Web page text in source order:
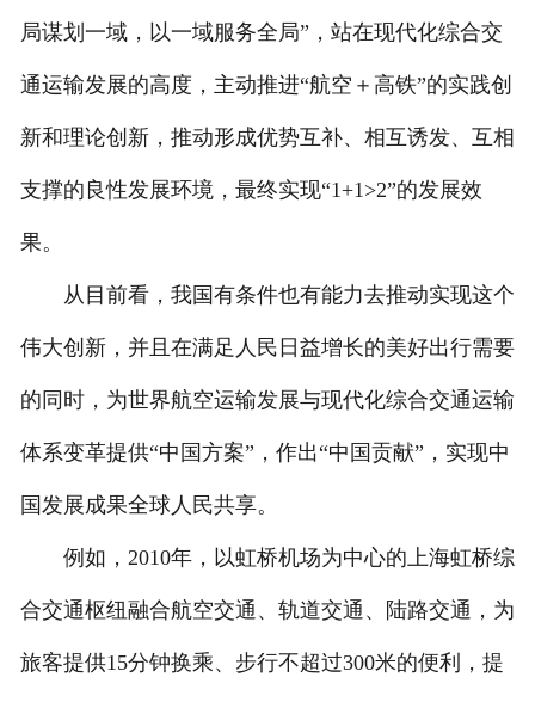
局谋划一域，以一域服务全局”，站在现代化综合交
通运输发展的高度，主动推进“航空＋高铁”的实践创
新和理论创新，推动形成优势互补、相互诱发、互相
支撑的良性发展环境，最终实现“1+1>2”的发展效
果。
从目前看，我国有条件也有能力去推动实现这个
伟大创新，并且在满足人民日益增长的美好出行需要
的同时，为世界航空运输发展与现代化综合交通运输
体系变革提供“中国方案”，作出“中国贡献”，实现中
国发展成果全球人民共享。
例如，2010年，以虹桥机场为中心的上海虹桥综
合交通枢纽融合航空交通、轨道交通、陆路交通，为
旅客提供15分钟换乘、步行不超过300米的便利，提